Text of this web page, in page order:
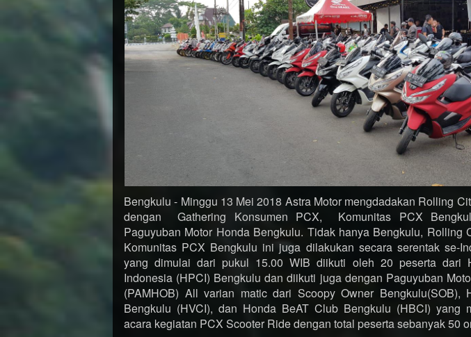
Bengkulu - Minggu 13 Mei 2018 Astra Motor mengdadakan Rolling
dengan Gathering Konsumen PCX, Komunitas PCX
Paguyuban Motor Honda Bengkulu. Tidak hanya Bengkulu, Rolling
Komunitas PCX Bengkulu ini juga dilakukan secara serentak se-
yang dimulai dari pukul 15.00 WIB diikuti oleh 20 peserta dari
Indonesia (HPCI) Bengkulu dan diikuti juga dengan Paguyuban
(PAMHOB) All varian matic dari Scoopy Owner Bengkulu(SOB),
Bengkulu (HVCI), dan Honda BeAT Club Bengkulu (HBCI) yang
acara kegiatan PCX Scooter Ride dengan total peserta sebanyak 50